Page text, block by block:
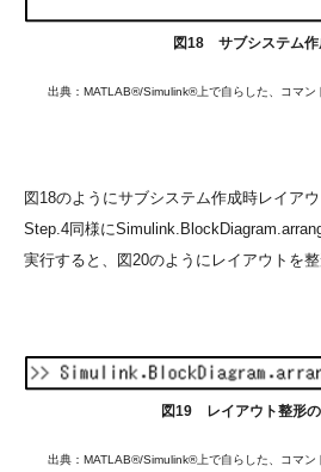
図18 サブシステム作
出典：MATLAB®/Simulink®上で自らした、コマン
図18のようにサブシステム作成時レイア
Step.4同様に
実行すると、図20のようにレイアウトを整
図19 レイアウト整形
出典：MATLAB®/Simulink®上で自らした、コマン